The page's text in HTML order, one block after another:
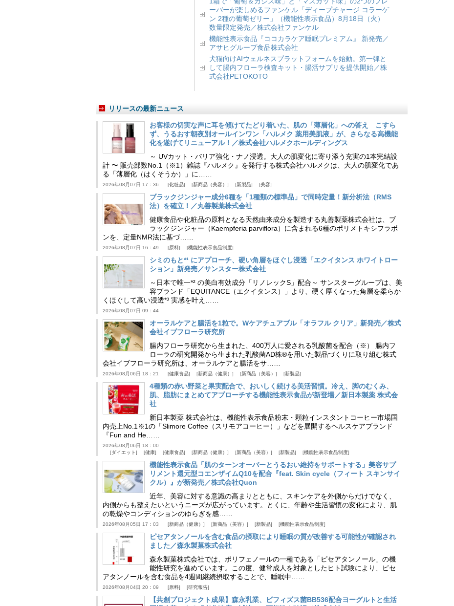
ーバーが楽しめるファンケル「ディープチャージ コラーゲ
ン 2種の葡萄ゼリー」（機能性表示食品）8月18日（火）
数量限定発売／株式会社ファンケル
機能性表示食品『ココカラケア睡眠プレミアム』 新発売／
アサヒグループ食品株式会社
犬猫向けAIウェルネスプラットフォームを始動。第一弾と
して腸内フローラ検査キット・腸活サプリを提供開始／株
式会社PETOKOTO
リリースの最新ニュース
お客様の切実な声に耳を傾けてたどり着いた、肌の「薄層化」への答え こすら
ず、うるおす朝夜別オールインワン「ハルメク 薬用美肌液」が、さらなる高機能
化を遂げてリニューアル！／株式会社ハルメクホールディングス
～ UVカット・バリア強化・ナノ浸透。大人の肌変化に寄り添う充実の1本完結設
計 〜 販売部数No.1（※1）雑誌『ハルメク』を発行する株式会社ハルメクは、大人の肌変化であ
る「薄層化（はくそうか）」に……
2026年08月07日 17：36 化粧品 新商品（美容） 新製品 美容
ブラックジンジャー成分6種を「1種類の標準品」で同時定量！新分析法（RMS
法）を確立！／丸善製薬株式会社
健康食品や化粧品の原料となる天然由来成分を製造する丸善製薬株式会社は、ブ
ラックジンジャー（Kaempferia parviflora）に含まれる6種のポリメトキシフラボ
ンを、定量NMR法に基づ……
2026年08月07日 16：49 原料 機能性表示食品制度
シミのもと*¹ にアプローチ、硬い角層をほぐし浸透「エクイタンス ホワイトロー
ション」新発売／サンスター株式会社
～日本で唯一*² の美白有効成分「リノレックS」配合～ サンスターグループは、美
容ブランド「EQUITANCE（エクイタンス）」より、硬く厚くなった角層を柔らか
くほぐして高い浸透*³ 実感を叶え……
2026年08月07日 09：44
オーラルケアと腸活を1粒で。Wケアチュアブル「オラフル クリア」新発売／株式
会社イブフローラ研究所
腸内フローラ研究から生まれた、400万人に愛される乳酸菌を配合（※） 腸内フ
ローラの研究開発から生まれた乳酸菌AD株®を用いた製品づくりに取り組む株式
会社イブフローラ研究所は、オーラルケアと腸活をサ……
2026年08月06日 18：21 健康食品 新商品（健康） 新商品（美容） 新製品
4種類の赤い野菜と果実配合で、おいしく続ける美活習慣。冷え、脚のむくみ、
肌、脂肪にまとめてアプローチする機能性表示食品が新登場／新日本製薬 株式会
社
新日本製薬 株式会社は、機能性表示食品粉末・顆粒インスタントコーヒー市場国
内売上No.1※1の「Slimore Coffee（スリモアコーヒー）」などを展開するヘルスケアブランド
『Fun and He……
2026年08月06日 18：00
ダイエット
健康 健康食品 新商品（健康） 新商品（美容） 新製品 機能性表示食品制度
機能性表示食品「肌のターンオーバーとうるおい維持をサポートする」美容サプ
リメント還元型コエンザイムQ10を配合『feat. Skin cycle（フィート スキンサイ
クル）』が新発売／株式会社Quon
近年、美容に対する意識の高まりとともに、スキンケアを外側からだけでなく、
内側からも整えたいというニーズが広がっています。とくに、年齢や生活習慣の変化により、肌
の乾燥やコンディションのゆらぎを感……
2026年08月05日 17：03 新商品（健康） 新商品（美容） 新製品 機能性表示食品制度
ピセアタンノールを含む食品の摂取により睡眠の質が改善する可能性が確認され
ました／森永製菓株式会社
森永製菓株式会社では、ポリフェノールの一種である「ピセアタンノール」の機
能性研究を進めています。この度、健常成人を対象としたヒト試験により、ピセ
アタンノールを含む食品を4週間継続摂取することで、睡眠中……
2026年08月04日 20：09 原料 研究報告
【共創プロジェクト成果】森永乳業、ビフィズス菌BB536配合ヨーグルトと生活